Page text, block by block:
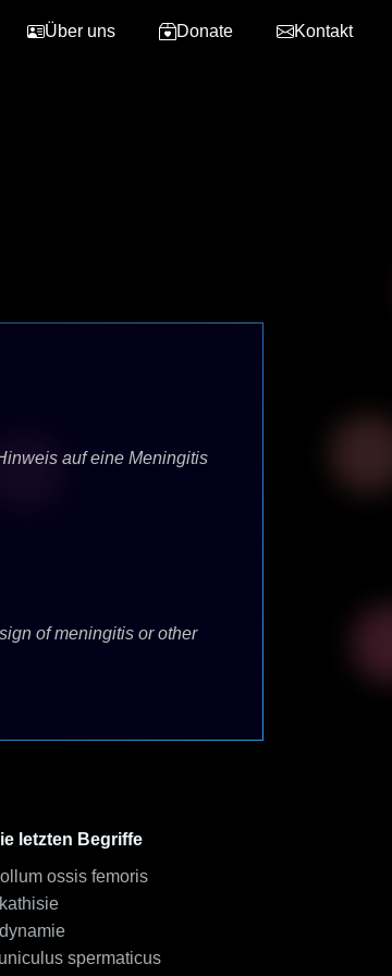
Über uns Donate Kontakt
auf eine Meningitis
of meningitis or other
letzten Begriffe
ossis femoris
spermaticus